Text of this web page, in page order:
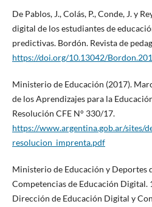
De Pablos, J., Colás, P., Conde, J. y
digital de los estudiantes de
predictivas. Bordón. Revista de
https://doi.org/10.13042/
Ministerio de Educación (2017).
de los Aprendizajes para la
Resolución CFE N° 330/17.
https://www.argentina.gob.ar/sites/
resolucion_imprenta.pdf
Ministerio de Educación y Deportes
Competencias de Educación Digital.
Dirección de Educación Digital y